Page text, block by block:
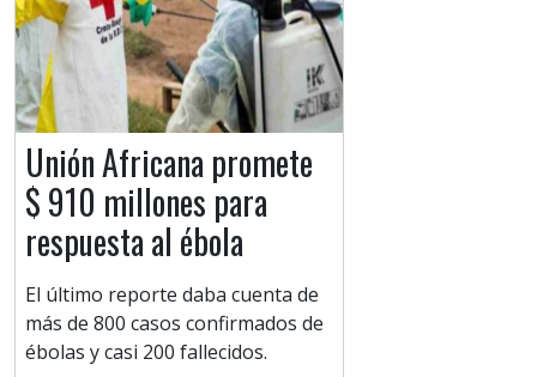
Unión Africana promete
$ 910 millones para
respuesta al ébola
El último reporte daba cuenta de
más de 800 casos confirmados de
ébolas y casi 200 fallecidos.